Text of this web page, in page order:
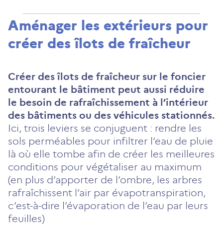
Aménager les extérieurs pour
créer des îlots de fraîcheur
Créer des îlots de fraîcheur sur le foncier
entourant le bâtiment peut aussi réduire
le besoin de rafraîchissement à l’intérieur
des bâtiments ou des véhicules stationnés.
Ici, trois leviers se conjuguent : rendre les
sols perméables pour infiltrer l’eau de pluie
là où elle tombe afin de créer les meilleures
conditions pour végétaliser au maximum
(en plus d’apporter de l’ombre, les arbres
rafraîchissent l’air par évapotranspiration,
c’est-à-dire l’évaporation de l’eau par leurs
feuilles)